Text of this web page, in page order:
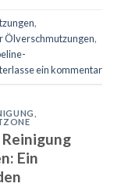
,
Ölverschmutzungen,
ein kommentar
Ein